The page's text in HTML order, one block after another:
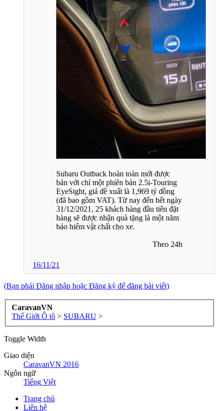
Subaru Outback hoàn toàn mới được
bán với chỉ một phiên bản 2.5i-Touring
EyeSight, giá đề xuất là 1,969 tỷ đồng
(đã bao gồm VAT). Từ nay đến hết ngày
31/12/2021, 25 khách hàng đầu tiên đặt
hàng sẽ được nhận quà tặng là một năm
bảo hiểm vật chất cho xe.
Theo 24h​
16/11/21
(Bạn phải Đăng nhập hoặc Đăng ký để đăng bài viết)
CaravanVN
Thế Giới Ô tô > SUBARU >
Toggle Width
Giao diện
CaravanVN 2016
Ngôn ngữ
Tiếng Việt
Trang chủ
Liên hệ